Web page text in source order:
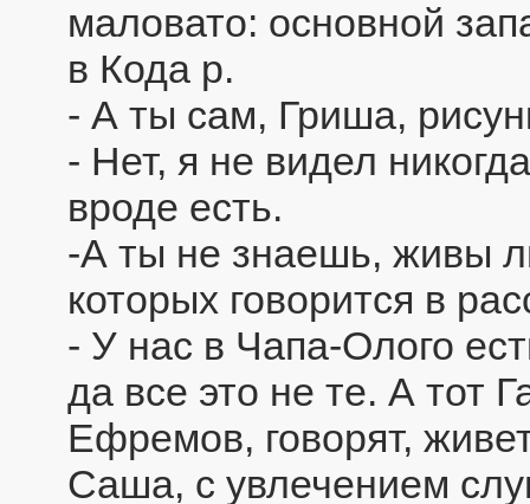
маловато: основной
в Кода р.
- А ты сам, Гриша,
- Нет, я не видел
вроде есть.
-А ты не знаешь, живы
которых говорится в
- У нас в Чапа-Олого
да все это не те. А тот
Ефремов, говорят,
Саша, с увлечением